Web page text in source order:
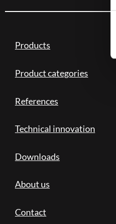
Products
Product categories
References
Technical innovation
Downloads
About us
Contact